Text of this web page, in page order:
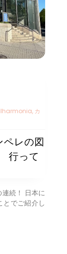
, カ
レの図
って
続！ 日本に
とでご紹介し